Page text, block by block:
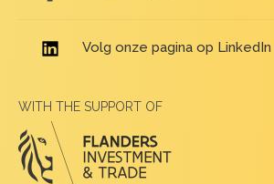
Volg onze pagina op LinkedIn
WITH THE SUPPORT OF